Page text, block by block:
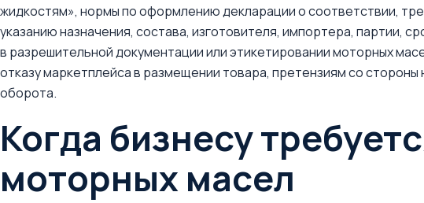
жидкостям», нормы по оформлению декларации о соответствии,
указанию назначения, состава, изготовителя, импортера, партии,
в разрешительной документации или этикетировании моторных
отказу маркетплейса в размещении товара, претензиям со стороны
оборота.
Когда бизнесу
моторных масел